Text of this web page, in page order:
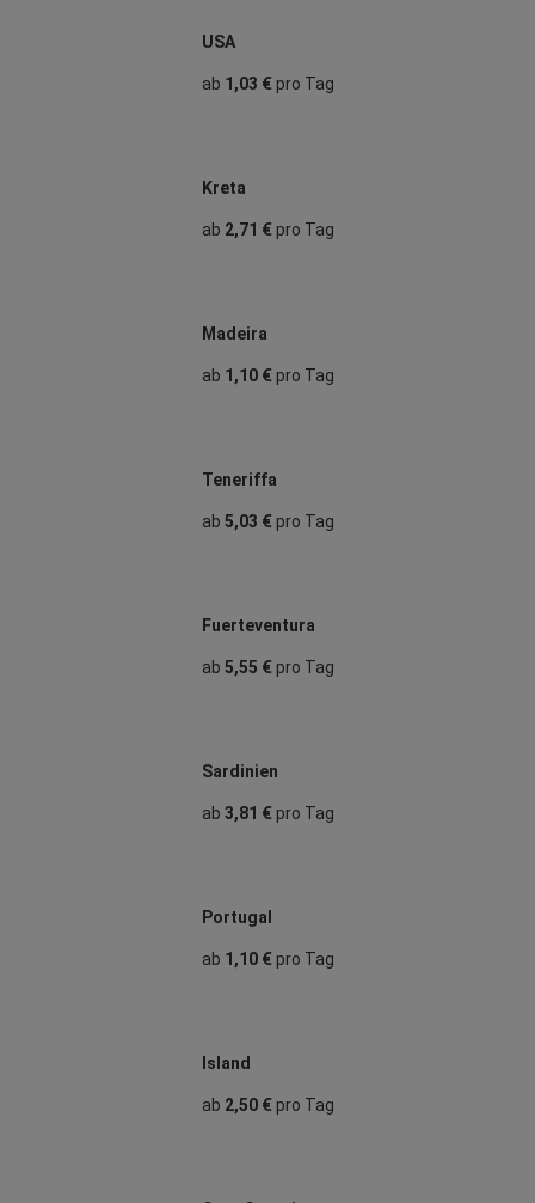
USA
ab 1,03 €pro Tag
Kreta
ab 2,71 €pro Tag
Madeira
ab 1,10 €pro Tag
Teneriffa
ab 5,03 €pro Tag
Fuerteventura
ab 5,55 €pro Tag
Sardinien
ab 3,81 €pro Tag
Portugal
ab 1,10 €pro Tag
Island
ab 2,50 €pro Tag